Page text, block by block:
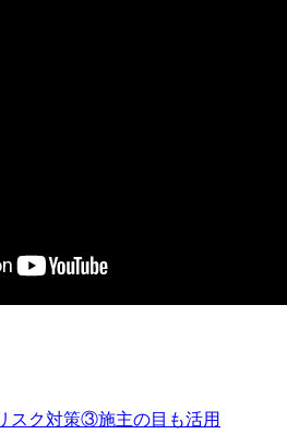
ク対策③施主の目も活用